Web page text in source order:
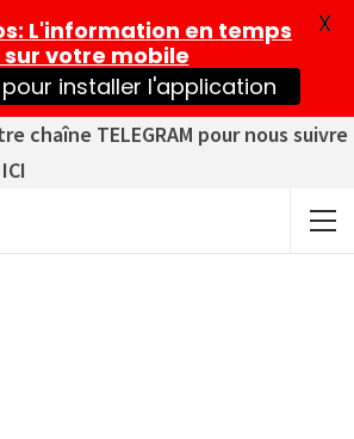
chaîne TELEGRAM pour nous suivre
: L'information en temps
sur votre mobile
installer l'application
X